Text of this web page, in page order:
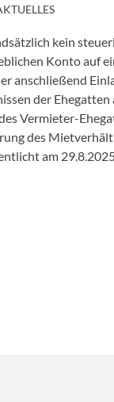
kein
Konto auf
anschließend
der
Vermieter-
des
am